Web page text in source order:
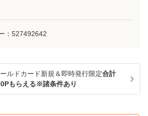
： 527492642
ルドカード新規＆即時発行限定合計
もらえる※諸条件あり